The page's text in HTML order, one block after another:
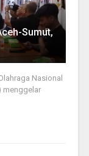
Sumut,
Nasional
menggelar